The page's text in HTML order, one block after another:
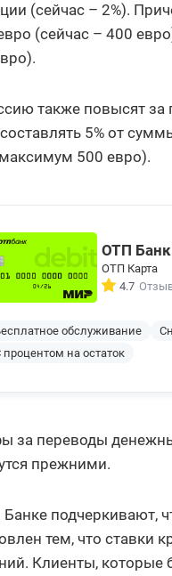
(сейчас – 2%).
(сейчас – 400
также повысят за
5% от
500 евро).
ОТП Банк
ОТП Карта
4.7
обслуживание
процентом на остаток
за переводы
прежними.
подчеркивают,
тем, что ставки
Клиенты, которые